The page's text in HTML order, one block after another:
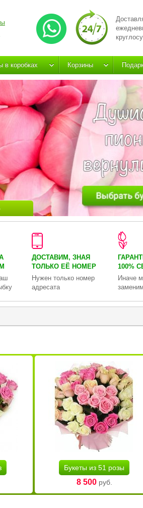
в коробках Корзины
ДОСТАВИМ, ЗНАЯ
ТОЛЬКО ЕЁ НОМЕР
Нужен только номер
адресата
100%
Иначе
Букеты из 51 розы
8 500руб.